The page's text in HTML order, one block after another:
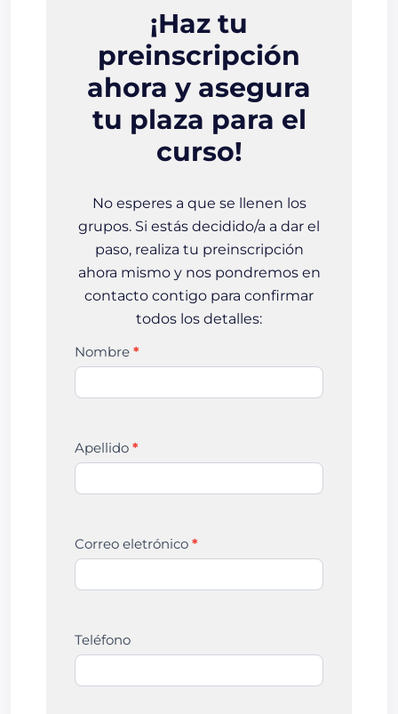
¡Haz tu
preinscripción
ahora y asegura
tu plaza para el
curso!
No esperes a que se llenen los
grupos. Si estás decidido/a a dar el
paso, realiza tu preinscripción
ahora mismo y nos pondremos en
contacto contigo para confirmar
todos los detalles:
Captación
Agente
de
Pública
Nombre *
Apellido *
Correo eletrónico *
Teléfono